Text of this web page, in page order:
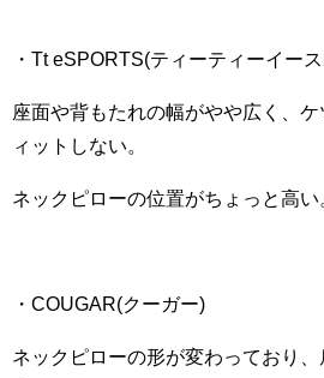
・Tt eSPORTS(ティーティーイー
座面や背もたれの幅がやや広く、
ィットしない。
ネックピローの位置がちょっと高い
・COUGAR(クーガー)
ネックピローの形が変わっており